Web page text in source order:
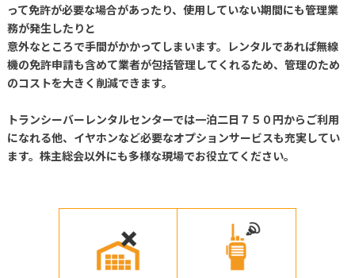
って免許が必要な場合があったり、使用していない期間にも管理業
務が発生したりと
意外なところで手間がかかってしまいます。レンタルであれば無線
機の免許申請も含めて業者が包括管理してくれるため、管理のため
のコストを大きく削減できます。
トランシーバーレンタルセンターでは一泊二日７５０円からご利用
になれる他、イヤホンなど必要なオプションサービスも充実してい
ます。株主総会以外にも多様な現場でお役立てください。